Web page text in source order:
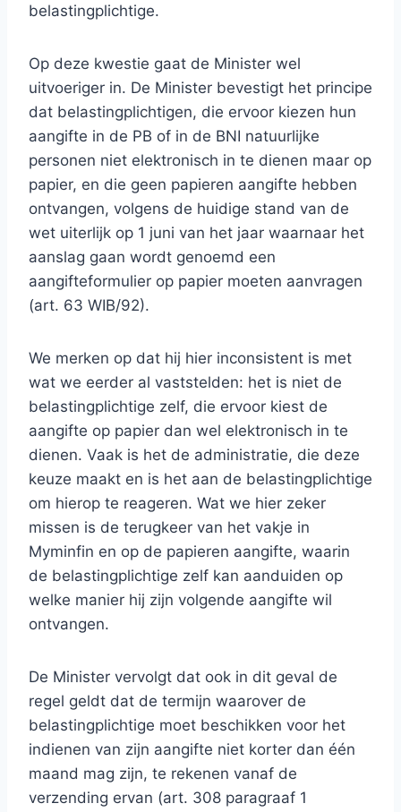
belastingplichtige.
Op deze kwestie gaat de Minister wel
uitvoeriger in. De Minister bevestigt het principe
dat belastingplichtigen, die ervoor kiezen hun
aangifte in de PB of in de BNI natuurlijke
personen niet elektronisch in te dienen maar op
papier, en die geen papieren aangifte hebben
ontvangen, volgens de huidige stand van de
wet uiterlijk op 1 juni van het jaar waarnaar het
aanslag gaan wordt genoemd een
aangifteformulier op papier moeten aanvragen
(art. 63 WIB/92).
We merken op dat hij hier inconsistent is met
wat we eerder al vaststelden: het is niet de
belastingplichtige zelf, die ervoor kiest de
aangifte op papier dan wel elektronisch in te
dienen. Vaak is het de administratie, die deze
keuze maakt en is het aan de belastingplichtige
om hierop te reageren. Wat we hier zeker
missen is de terugkeer van het vakje in
Myminfin en op de papieren aangifte, waarin
de belastingplichtige zelf kan aanduiden op
welke manier hij zijn volgende aangifte wil
ontvangen.
De Minister vervolgt dat ook in dit geval de
regel geldt dat de termijn waarover de
belastingplichtige moet beschikken voor het
indienen van zijn aangifte niet korter dan één
maand mag zijn, te rekenen vanaf de
verzending ervan (art. 308 paragraaf 1